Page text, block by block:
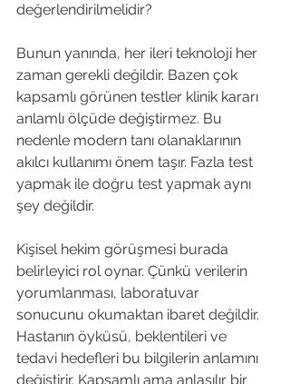
değerlendirilmelidir?
Bunun yanında, her ileri teknoloji her
zaman gerekli değildir. Bazen çok
kapsamlı görünen testler klinik kararı
anlamlı ölçüde değiştirmez. Bu
nedenle modern tanı olanaklarının
akılcı kullanımı önem taşır. Fazla test
yapmak ile doğru test yapmak aynı
şey değildir.
Kişisel hekim görüşmesi burada
belirleyici rol oynar. Çünkü verilerin
yorumlanması, laboratuvar
sonucunu okumaktan ibaret değildir.
Hastanın öyküsü, beklentileri ve
tedavi hedefleri bu bilgilerin anlamını
değiştirir. Kapsamlı ama anlaşılır bir